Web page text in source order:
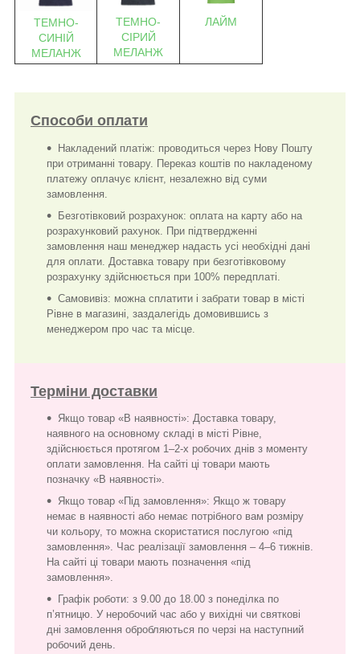
ТЕМНО-
СИНІЙ
МЕЛАНЖ
ТЕМНО-
СІРИЙ
МЕЛАНЖ
ЛАЙМ
Способи оплати
Накладений платіж: проводиться через Нову Пошту
при отриманні товару. Переказ коштів по накладеному
платежу оплачує клієнт, незалежно від суми
замовлення.
Безготівковий розрахунок: оплата на карту або на
розрахунковий рахунок. При підтвердженні
замовлення наш менеджер надасть усі необхідні дані
для оплати. Доставка товару при безготівковому
розрахунку здійснюється при 100% передплаті.
Самовивіз: можна сплатити і забрати товар в місті
Рівне в магазині, заздалегідь домовившись з
менеджером про час та місце.
Терміни доставки
Якщо товар «В наявності»: Доставка товару,
наявного на основному складі в місті Рівне,
здійснюється протягом 1–2-х робочих днів з моменту
оплати замовлення. На сайті ці товари мають
позначку «В наявності».
Якщо товар «Під замовлення»: Якщо ж товару
немає в наявності або немає потрібного вам розміру
чи кольору, то можна скористатися послугою «під
замовлення». Час реалізації замовлення – 4–6 тижнів.
На сайті ці товари мають позначення «під
замовлення».
Графік роботи: з 9.00 до 18.00 з понеділка по
п’ятницю. У неробочий час або у вихідні чи святкові
дні замовлення обробляються по черзі на наступний
робочий день.